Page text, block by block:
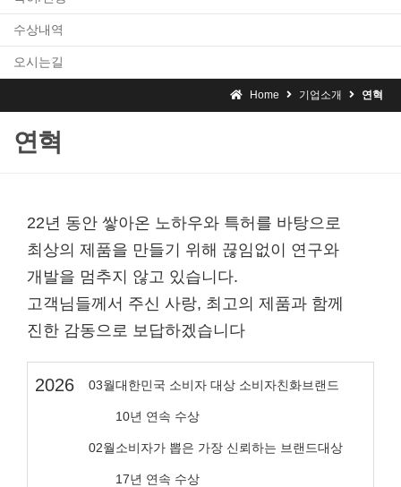
수상내역
오시는길
Home 기업소개 연혁
연혁
22년 동안 쌓아온 노하우와 특허를 바탕으로
최상의 제품을 만들기 위해 끊임없이 연구와
개발을 멈추지 않고 있습니다.
고객님들께서 주신 사랑, 최고의 제품과 함께
진한 감동으로 보답하겠습니다
2026 03월대한민국 소비자 대상 소비자친화브랜드
10년 연속 수상
02월소비자가 뽑은 가장 신뢰하는 브랜드대상
17년 연속 수상